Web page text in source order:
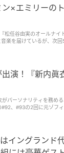
×エミリーの
松任谷由実のオールナ
楽を届けているが、次回
演！『新内眞
パーソナリティを務め
、#93の2回に元ゾフィ
イングランド